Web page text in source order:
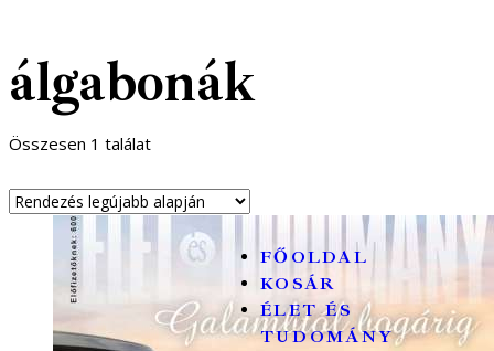
álgabonák
Összesen 1 találat
FŐOLDAL
KOSÁR
ÉLET ÉS
TUDOMÁNY